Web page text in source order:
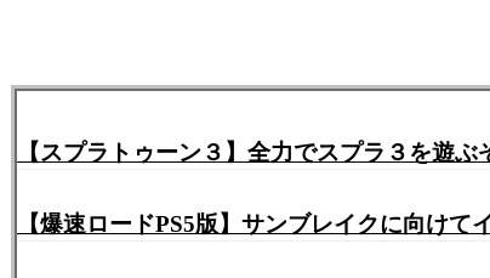
【スプラトゥーン３】全力でスプラ３を遊
【爆速ロードPS5版】サンブレイクに向け